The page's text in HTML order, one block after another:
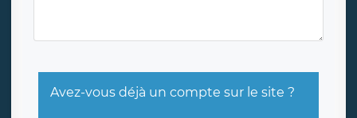
Avez-vous déjà un compte sur le site ?